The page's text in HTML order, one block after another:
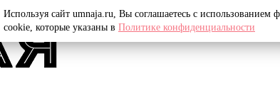
Используя сайт umnaja.ru, Вы соглашаетесь с использованием
cookie, которые указаны в Политике конфиденциальности